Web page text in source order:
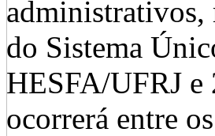
administrativos,
do Sistema
HESFA/UFRJ
ocorrerá entre